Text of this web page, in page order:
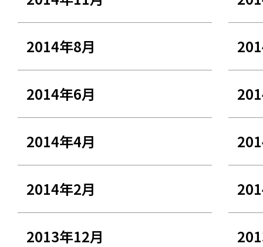
2014年8月
2014年6月
2014年4月
2014年2月
2013年12月